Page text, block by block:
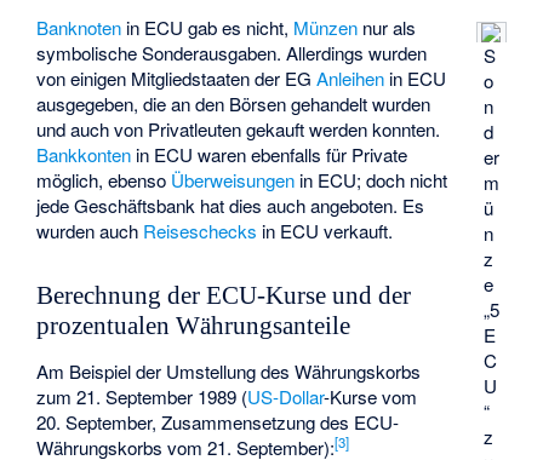
S
o
n
d
er
m
ü
n
z
e
„5
E
C
U
“
z
Banknoten in ECU gab es nicht, Münzen nur als
symbolische Sonderausgaben. Allerdings wurden
von einigen Mitgliedstaaten der EGAnleihen in ECU
ausgegeben, die an den Börsen gehandelt wurden
und auch von Privatleuten gekauft werden konnten.
Bankkonten in ECU waren ebenfalls für Private
möglich, ebenso Überweisungen in ECU; doch nicht
jede Geschäftsbank hat dies auch angeboten. Es
wurden auch Reiseschecks in ECU verkauft.
Berechnung der ECU-Kurse und der
prozentualen Währungsanteile
Am Beispiel der Umstellung des Währungskorbs
zum 21. September 1989 (US-Dollar-Kurse vom
20. September, Zusammensetzung des ECU-
Währungskorbs vom 21. September):[3]